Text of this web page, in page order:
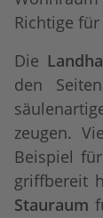
Richtige
Die
den
zeugen.
Beispiel
griffbereit
Stauraum